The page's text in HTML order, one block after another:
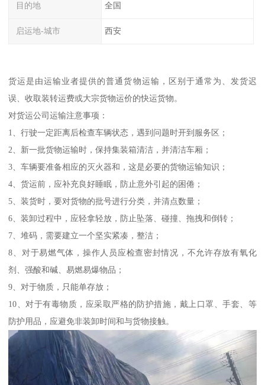
目的地 全国
启运地-城市 西安
货运是由运输业者提供的普通货物运输，区别于通常为、发货迟
误、收取装转运费或大宗货物运价的快运货物。
对货运公司运输注意事项：
1、行驶一定距离后检查车辆状态，遇到问题时开到服务区；
2、新一批货物运输时，保持集装箱清洁，并清洁车厢；
3、车辆要准备相应的灭火器和，这是必要的货物运输知识；
4、货运前，应补充良好睡眠，防止意外引起的困倦；
5、装货时，要对货物的批号进行分类，并清点数量；
6、装卸过程中，应轻拿轻放，防止坠落、碰撞、拖拽和倒转；
7、堆码，需要建立一个坚实紧凑，整洁；
8、对于易燃气体，操作人员应检查密封情况，不允许存放有氧化
剂、强酸和碱、易燃易爆物品；
9、对于物质，只能单存放；
10、对于有毒物质，应采取严格的防护措施，戴上口罩、手套、等
防护用品，应避免非装卸时间和与货物接触。